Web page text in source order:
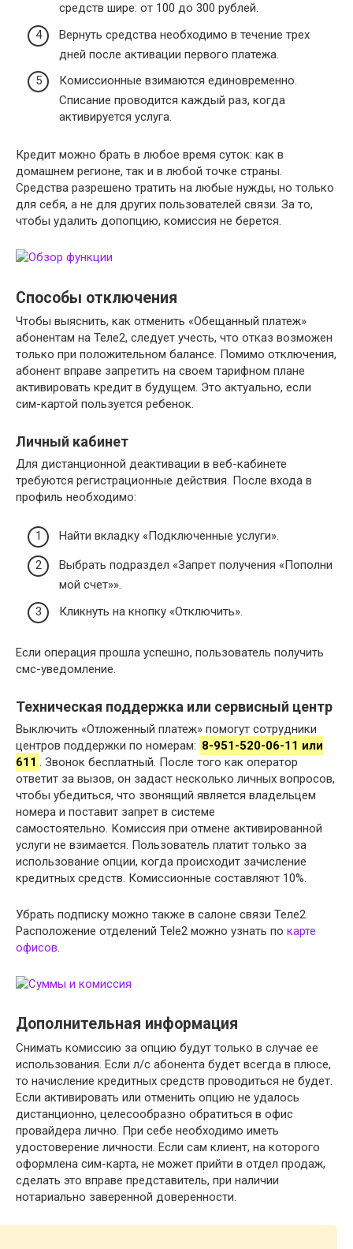
средств шире: от 100 до 300 рублей.
Вернуть средства необходимо в течение трех
дней после активации первого платежа.
Комиссионные взимаются единовременно.
Списание проводится каждый раз, когда
активируется услуга.
Кредит можно брать в любое время суток: как в
домашнем регионе, так и в любой точке страны.
Средства разрешено тратить на любые нужды, но только
для себя, а не для других пользователей связи. За то,
чтобы удалить допопцию, комиссия не берется.
Способы отключения
Чтобы выяснить, как отменить «Обещанный платеж»
абонентам на Теле2, следует учесть, что отказ возможен
только при положительном балансе. Помимо отключения,
абонент вправе запретить на своем тарифном плане
активировать кредит в будущем. Это актуально, если
сим-картой пользуется ребенок.
Личный кабинет
Для дистанционной деактивации в веб-кабинете
требуются регистрационные действия. После входа в
профиль необходимо:
Найти вкладку «Подключенные услуги».
Выбрать подраздел «Запрет получения «Пополни
мой счет»».
Кликнуть на кнопку «Отключить».
Если операция прошла успешно, пользователь получить
смс-уведомление.
Техническая поддержка или сервисный центр
Выключить «Отложенный платеж» помогут сотрудники
центров поддержки по номерам: 8-951-520-06-11 или
611 . Звонок бесплатный. После того как оператор
ответит за вызов, он задаст несколько личных вопросов,
чтобы убедиться, что звонящий является владельцем
номера и поставит запрет в системе
самостоятельно. Комиссия при отмене активированной
услуги не взимается. Пользователь платит только за
использование опции, когда происходит зачисление
кредитных средств. Комиссионные составляют 10%.
Убрать подписку можно также в салоне связи Теле2.
Расположение отделений Tele2 можно узнать по карте
офисов.
Дополнительная информация
Снимать комиссию за опцию будут только в случае ее
использования. Если л/с абонента будет всегда в плюсе,
то начисление кредитных средств проводиться не будет.
Если активировать или отменить опцию не удалось
дистанционно, целесообразно обратиться в офис
провайдера лично. При себе необходимо иметь
удостоверение личности. Если сам клиент, на которого
оформлена сим-карта, не может прийти в отдел продаж,
сделать это вправе представитель, при наличии
нотариально заверенной доверенности.